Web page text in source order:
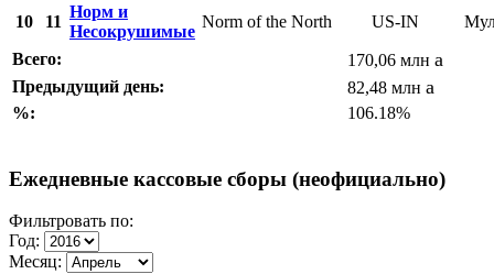
10
11
Норм и
Несокрушимые
Norm of the North US-IN
Всего:
170,06 млн a
Предыдущий день: 82,48 млн a
%: 106.18%
Ежедневные кассовые сборы (неофициально)
Фильтровать по:
Год:
Месяц: